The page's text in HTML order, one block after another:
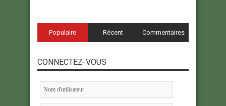
Populaire Récent Commentaires
CONNECTEZ-VOUS